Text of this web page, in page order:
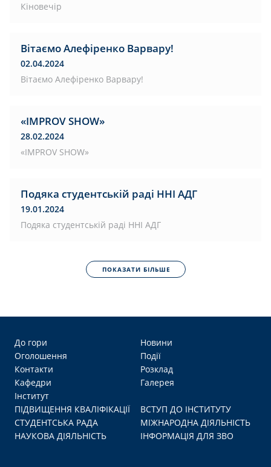
Кіновечір
Вітаємо Алефіренко Варвару!
02.04.2024
Вітаємо Алефіренко Варвару!
«IMPROV SHOW»
28.02.2024
«IMPROV SHOW»
Подяка студентській раді ННІ АДГ
19.01.2024
Подяка студентській раді ННІ АДГ
ПОКАЗАТИ БІЛЬШЕ
До гори
Новини
Оголошення
Події
Контакти
Розклад
Кафедри
Галерея
Інститут
ПІДВИЩЕННЯ КВАЛІФІКАЦІЇ
ВСТУП ДО ІНСТИТУТУ
СТУДЕНТСЬКА РАДА
МІЖНАРОДНА ДІЯЛЬНІСТЬ
НАУКОВА ДІЯЛЬНІСТЬ
ІНФОРМАЦІЯ ДЛЯ ЗВО